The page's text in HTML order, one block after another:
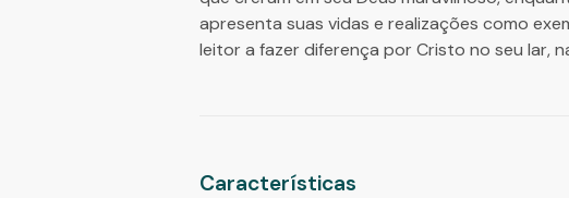
apresenta suas vidas e realizações como
leitor a fazer diferença por Cristo no seu lar,
Características